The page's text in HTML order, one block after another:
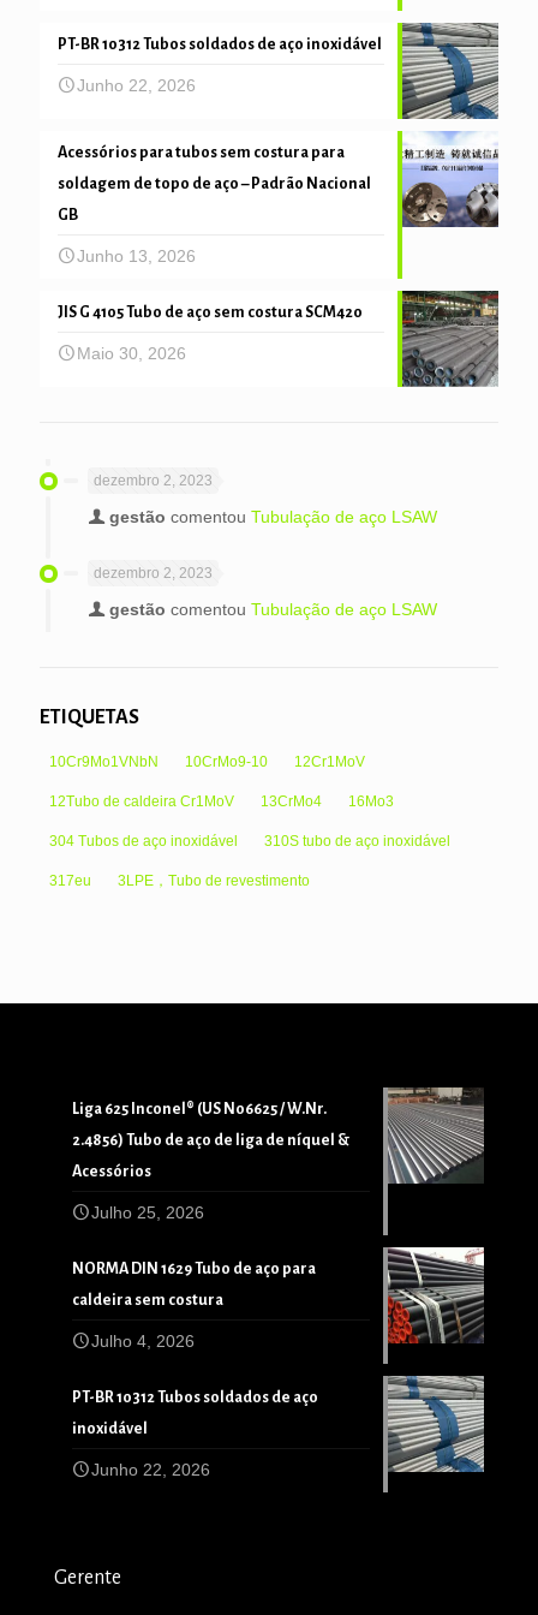
PT-BR 10312 Tubos soldados de aço inoxidável
Junho 22, 2026
Acessórios para tubos sem costura para
soldagem de topo de aço – Padrão Nacional
GB
Junho 13, 2026
JIS G 4105 Tubo de aço sem costura SCM420
Maio 30, 2026
dezembro 2, 2023
gestão comentou Tubulação de aço LSAW
dezembro 2, 2023
gestão comentou Tubulação de aço LSAW
ETIQUETAS
10Cr9Mo1VNbN 10CrMo9-10 12Cr1MoV
12Tubo de caldeira Cr1MoV 13CrMo4 16Mo3
304 Tubos de aço inoxidável 310S tubo de aço inoxidável
317eu 3LPE，Tubo de revestimento
Liga 625 Inconel® (US N06625 / W.Nr.
2.4856) Tubo de aço de liga de níquel &
Acessórios
Julho 25, 2026
NORMA DIN 1629 Tubo de aço para
caldeira sem costura
Julho 4, 2026
PT-BR 10312 Tubos soldados de aço
inoxidável
Junho 22, 2026
Gerente